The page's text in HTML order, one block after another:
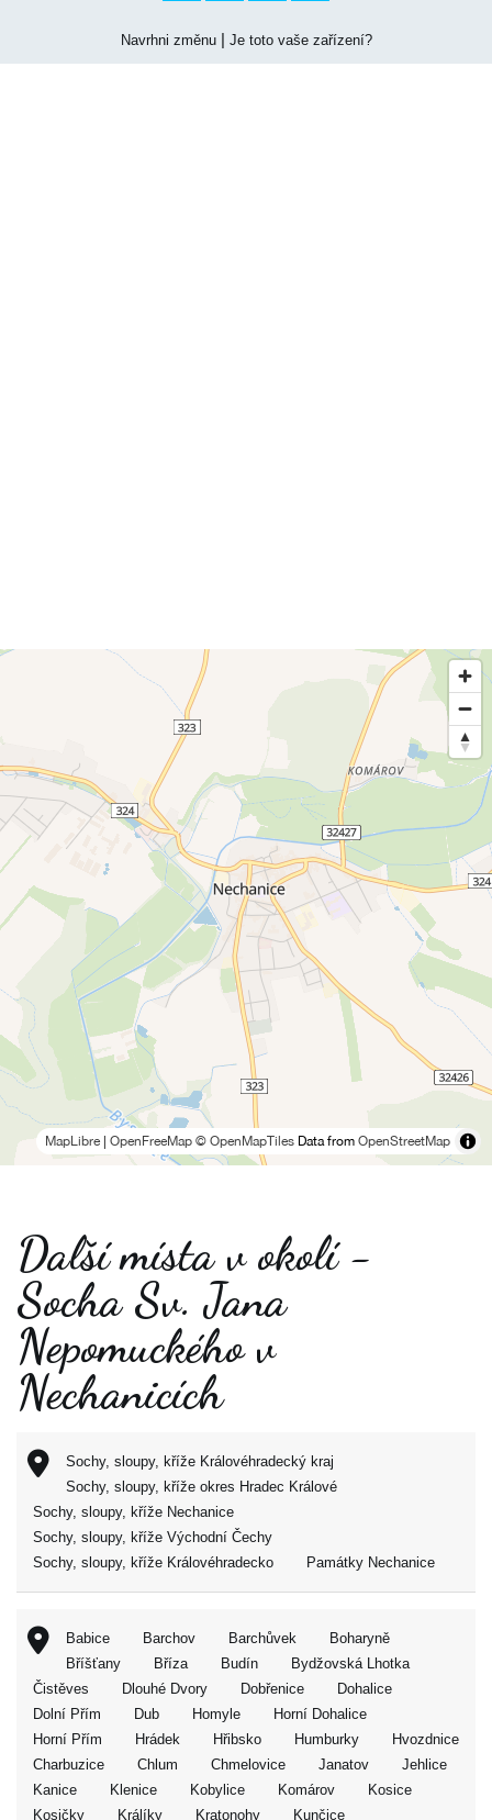
Navrhni změnu| Je toto vaše zařízení?
MapLibre OpenFreeMap © OpenMapTiles Data from OpenStreetMap
Další místa v okolí -
Socha Sv. Jana
Nepomuckého v
Nechanicích
Sochy, sloupy, kříže Královéhradecký kraj
Sochy, sloupy, kříže okres Hradec Králové
Sochy, sloupy, kříže Nechanice
Sochy, sloupy, kříže Východní Čechy
Sochy, sloupy, kříže Královéhradecko
Památky Nechanice
Babice Barchov Barchůvek
Boharyně
Bříšťany
Bříza Budín
Bydžovská Lhotka
Čistěves
Dlouhé Dvory Dobřenice
Dohalice
Dolní Přím
Dub Homyle
Horní Dohalice
Horní Přím
Hrádek Hřibsko Humburky
Hvozdnice
Charbuzice
Chlum Chmelovice Janatov
Jehlice
Kanice
Klenice Kobylice Komárov
Kosice
Kosičky
Králíky Kratonohy Kunčice